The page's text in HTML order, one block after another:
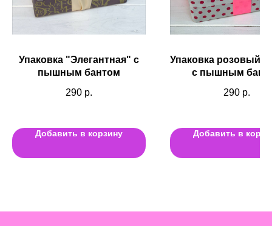
Упаковка "Элегантная" с
пышным бантом
290 р.
Добавить в корзину
Упаковка розовый
с пышным
290 р.
Добавить в